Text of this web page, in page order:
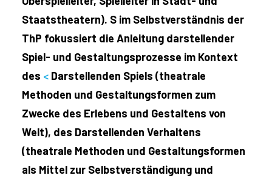
Staatstheatern). S im Selbstverständnis der
ThP fokussiert die Anleitung darstellender
Spiel- und Gestaltungsprozesse im Kontext
des < Darstellenden Spiels (theatrale
Methoden und Gestaltungsformen zum
Zwecke des Erlebens und Gestaltens von
Welt), des Darstellenden Verhaltens
(theatrale Methoden und Gestaltungsformen
als Mittel zur Selbstverständigung und